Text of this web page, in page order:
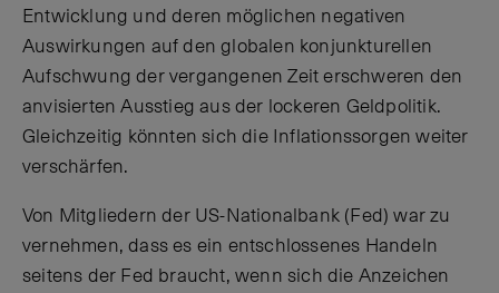
Entwicklung und deren möglichen negativen
Auswirkungen auf den globalen konjunkturellen
Aufschwung der vergangenen Zeit erschweren den
anvisierten Ausstieg aus der lockeren Geldpolitik.
Gleichzeitig könnten sich die Inflationssorgen weiter
verschärfen.
Von Mitgliedern der US-Nationalbank (Fed) war zu
vernehmen, dass es ein entschlossenes Handeln
seitens der Fed braucht, wenn sich die Anzeichen